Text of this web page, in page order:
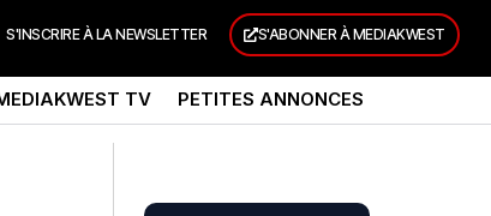
S'INSCRIRE À LA NEWSLETTER S'ABONNER À MEDIAKWEST
TV PETITES ANNONCES